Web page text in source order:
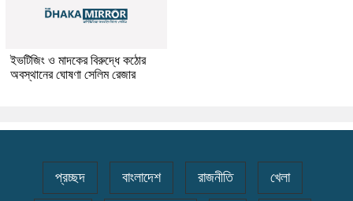
ইভটিজিং ও মাদকের বিরুদ্ধে কঠোর
অবস্থানের ঘোষণা সেলিম রেজার
প্রচ্ছদ বাংলাদেশ রাজনীতি খেলা